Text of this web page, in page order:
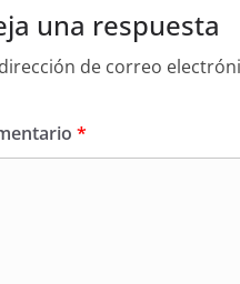
una respuesta
de correo
*